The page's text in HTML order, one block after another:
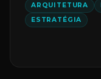
ARQUITETURA
ESTRATÉGIA